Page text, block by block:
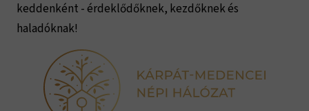
keddenként - érdeklődőknek, kezdőknek és
haladóknak!